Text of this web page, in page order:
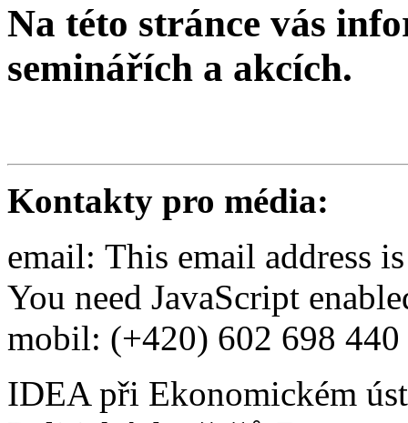
Na této stránce vás
seminářích a akcích.
Kontakty pro média:
email: This email address
You need JavaScript
mobil: (+420) 602 698 440
IDEA při Ekonomickém